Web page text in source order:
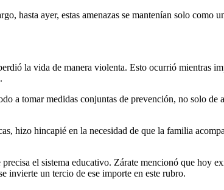
hasta ayer, estas amenazas se mantenían solo como
la vida de manera violenta. Esto ocurrió mientras
a tomar medidas conjuntas de prevención, no solo de
hizo hincapié en la necesidad de que la familia
el sistema educativo. Zárate mencionó que hoy
invierte un tercio de ese importe en este rubro.